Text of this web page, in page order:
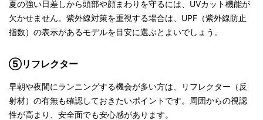
夏の強い日差しから頭部や顔まわりを守るには、UVカット機能が
欠かせません。紫外線対策を重視する場合は、UPF（紫外線防止
指数）の表示があるモデルを目安に選ぶとよいでしょう。
⑤リフレクター
早朝や夜間にランニングする機会が多い方は、リフレクター（反
射材）の有無も確認しておきたいポイントです。周囲からの視認
性が高まり、安全面でも安心感があります。